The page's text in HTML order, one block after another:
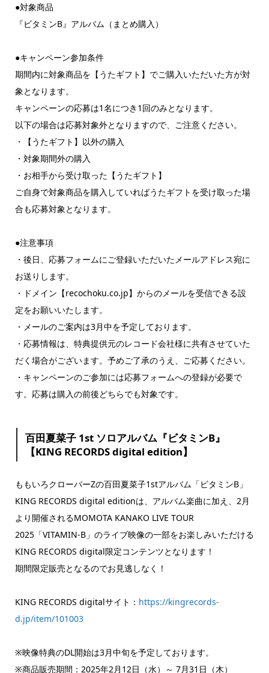
●対象商品
『ビタミンB』アルバム（まとめ購入）
●キャンペーン参加条件
期間内に対象商品を【うたギフト】でご購入いただいた方が対
象となります。
キャンペーンの応募は1名につき1回のみとなります。
以下の場合は応募対象外となりますので、ご注意ください。
・【うたギフト】以外の購入
・対象期間外の購入
・お相手から受け取った【うたギフト】
ご自身で対象商品を購入していればうたギフトを受け取った場
合も応募対象となります。
●注意事項
・後日、応募フォームにご登録いただいたメールアドレス宛に
お送りします。
・ドメイン【recochoku.co.jp】からのメールを受信できる設
定をお願いいたします。
・メールのご案内は3月中を予定しております。
・応募情報は、特典提供元のレコード会社様に共有させていた
だく場合がございます。予めご了承のうえ、ご応募ください。
・キャンペーンのご参加には応募フォームへの登録が必要で
す。応募は購入の前後どちらでも対象です。
百田夏菜子 1st ソロアルバム『ビタミンB』
【KING RECORDS digital edition】
ももいろクローバーZの百田夏菜子1stアルバム「ビタミンB」
KING RECORDS digital editionは、アルバム楽曲に加え、2月
より開催されるMOMOTA KANAKO LIVE TOUR
2025「VITAMIN-B」のライブ映像の一部をお楽しみいただける
KING RECORDS digital限定コンテンツとなります！
期間限定販売となるのでお見逃しなく！
KING RECORDS digitalサイト： https://kingrecords-
d.jp/item/101003
※映像特典のDL開始は3月中旬を予定しております。
※商品販売期間：2025年2月12日（水）～ 7月31日（木）